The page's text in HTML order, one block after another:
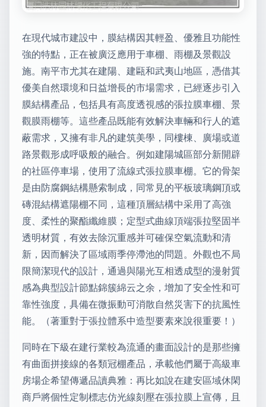
在現代城市建設中，膜結構因其輕盈、優雅且功能性
強的特點，正在被廣泛應用于車棚、雨棚及景觀設
施。南平市尤其在建陽、建甌和武夷山地區，憑借其
優美自然環境和日益增長的市場需求，已經逐步引入
膜結構產品，包括具有高度透視感的張拉膜車棚、景
觀膜雨棚等。這些產品既能有效解決車輛和行人的遮
蔽需求，又擁有非凡的建筑美學，同樓棟、廣場或道
路景觀形成呼吸般的融合。例如建陽城區部分新開辟
的社區停車場，使用了流線式張拉膜車棚。它的骨架
是由防腐鋼結構懸索制成，同常見的平板玻璃鋼頂或
磚混結構遮陽棚不同，這種頂層結構中采用了高強
度、柔性的聚酯纖維膜；定型式曲線頂端張拉堅固半
透明材質，有效去除沉重感并可確保空氣流動和清
新，因而解決了區域雨季停滯池的問題。外觀也不局
限簡潔現代的設計，通過與陽光互相透成型的漫射質
感為典型設計節點錦簇綿云之余，增加了安全性和可
靠性強度，具備在微振動可消散自然災害下的抗風性
能。（著重對于張拉體系中造型要素來說很重要！）
同時在下級在建行業較為流通的畫面設計的是那些擁
有曲面拼接線的各類冠棚產品，承載他們屬于高級車
房場企希望傳遞品讀典雅：再比如說在建安區域休閑
商戶將個性定制標志仿光線刻壓在張拉膜上宣傳，且